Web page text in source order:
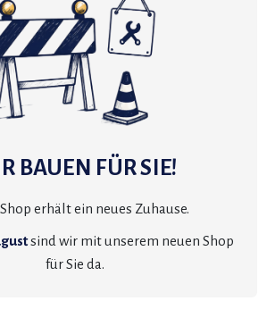
BAUEN FÜR SIE!
erhält ein neues Zuhause.
sind wir mit unserem neuen Shop
für Sie da.